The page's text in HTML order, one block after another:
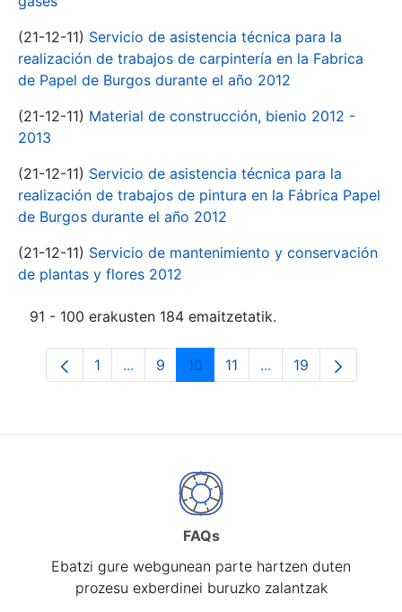
(21-12-11) Servicio de asistencia técnica para la
realización de trabajos de carpintería en la Fabrica
de Papel de Burgos durante el año 2012
(21-12-11) Material de construcción, bienio 2012 -
2013
(21-12-11) Servicio de asistencia técnica para la
realización de trabajos de pintura en la Fábrica Papel
de Burgos durante el año 2012
(21-12-11) Servicio de mantenimiento y conservación
de plantas y flores 2012
91 - 100 erakusten 184 emaitzetatik.
Orrialdea
1 ...Intermediate Pages Use TAB to
Orrialdea
9 Orrialdea
10 Orrialdea
11 ...Intermediate Pages
Orrialdea
19
FAQs
Ebatzi gure webgunean parte hartzen duten
prozesu exberdinei buruzko zalantzak